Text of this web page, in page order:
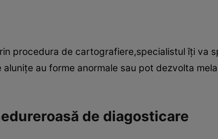
procedura de cartografiere,specialistul îţi va
au forme anormale sau pot dezvolta
de diagosticare